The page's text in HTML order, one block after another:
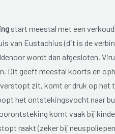
start meestal met een
van Eustachius (dit is de
wordt dan afgesloten.
Dit geeft meestal koorts en
zit, komt er druk op
het ontstekingsvocht naar
komt vaak bij
raakt (zeker bij